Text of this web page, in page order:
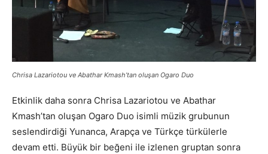
Chrisa Lazariotou ve Abathar Kmash’tan oluşan Ogaro Duo
Etkinlik daha sonra Chrisa Lazariotou ve Abathar
Kmash’tan oluşan Ogaro Duo isimli müzik grubunun
seslendirdiği Yunanca, Arapça ve Türkçe türkülerle
devam etti. Büyük bir beğeni ile izlenen gruptan sonra